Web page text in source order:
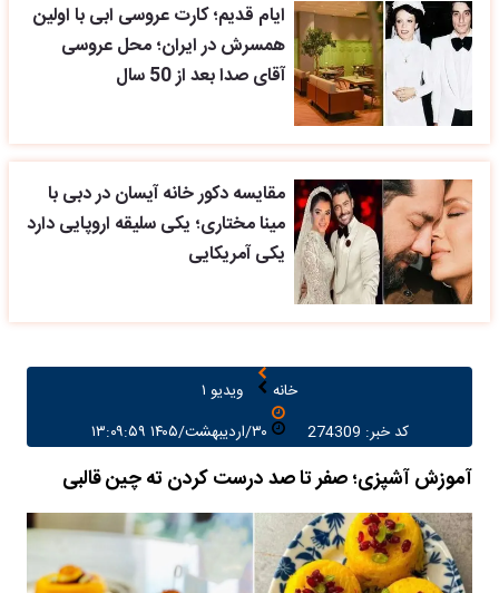
ایام قدیم؛ کارت عروسی ابی با اولین
همسرش در ایران؛ محل عروسی
آقای صدا بعد از 50 سال
مقایسه دکور خانه آیسان در دبی با
مینا مختاری؛ یکی سلیقه اروپایی دارد
یکی آمریکایی
خانه
ویدیو ۱
کد خبر: 274309
آموزش آشپزی؛ صفر تا صد درست کردن ته چین قالبی